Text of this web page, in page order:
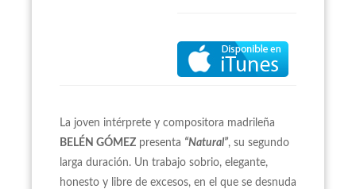
La joven intérprete y compositora madrileña
BELÉN GÓMEZ presenta “Natural”, su segundo
larga duración. Un trabajo sobrio, elegante,
honesto y libre de excesos, en el que se desnuda